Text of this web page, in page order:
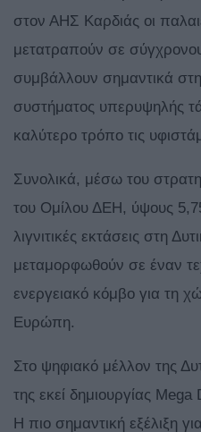
στον ΑΗΣ Καρδιάς οι
μετατραπούν σε
συμβάλλουν σημαντικά
συστήματος υπερυψηλής
καλύτερο τρόπο τις
Συνολικά, μέσω του
του Ομίλου ΔΕΗ, ύψους
λιγνιτικές εκτάσεις στη
μεταμορφωθούν σε έναν
ενεργειακό κόμβο για τη
Ευρώπη.
Στο ψηφιακό μέλλον της
της εκεί δημιουργίας
Η πιο σημαντική εξέλιξη